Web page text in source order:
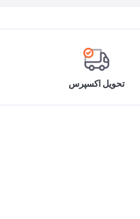
تحویل اکسپرس